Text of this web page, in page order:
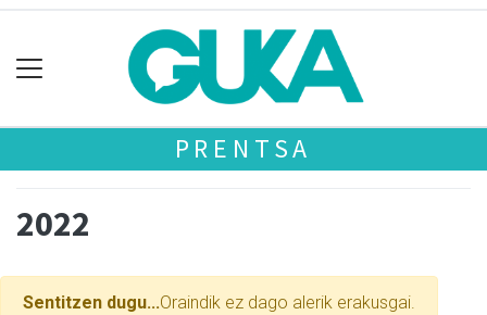
PRENTSA
2022
Sentitzen dugu...Oraindik ez dago alerik erakusgai.